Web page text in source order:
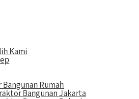
Kami
Rumah
Bangunan Jakarta